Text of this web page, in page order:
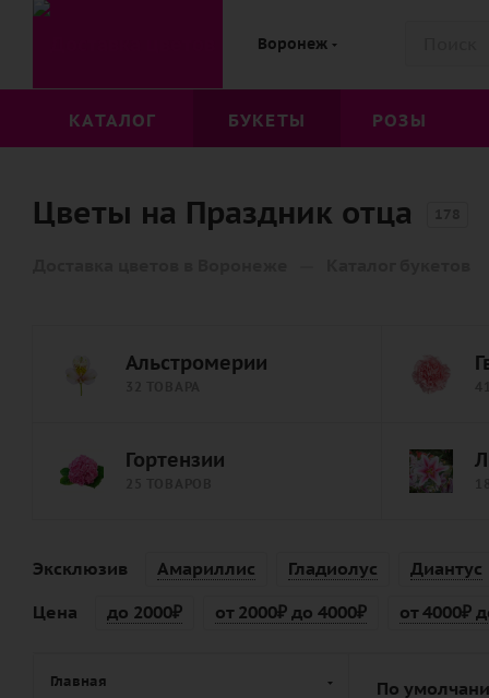
Воронеж
КАТАЛОГ БУКЕТЫ РОЗЫ
Цветы на Праздник отца
Альстромерии
Гортензии
Эксклюзив Амариллис Гладиолус Диантус
Цена
до 2000₽ от 2000₽ до 4000₽ от 4000₽
По
Главная